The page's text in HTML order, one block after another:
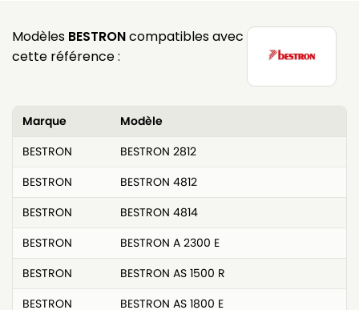
Modèles BESTRONcompatibles avec
cette référence :
Marque
Modèle
BESTRON
BESTRON 2812
BESTRON
BESTRON 4812
BESTRON
BESTRON 4814
BESTRON
BESTRON A 2300 E
BESTRON
BESTRON AS 1500 R
BESTRON
BESTRON AS 1800 E